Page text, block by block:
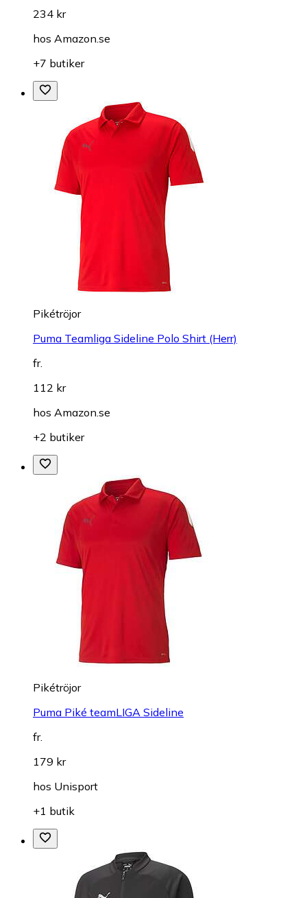
234 kr
hos Amazon.se
+7 butiker
Pikétröjor
Puma Teamliga Sideline Polo Shirt (Herr)
fr.
112 kr
hos Amazon.se
+2 butiker
Pikétröjor
Puma Piké teamLIGA Sideline
fr.
179 kr
hos Unisport
+1 butik